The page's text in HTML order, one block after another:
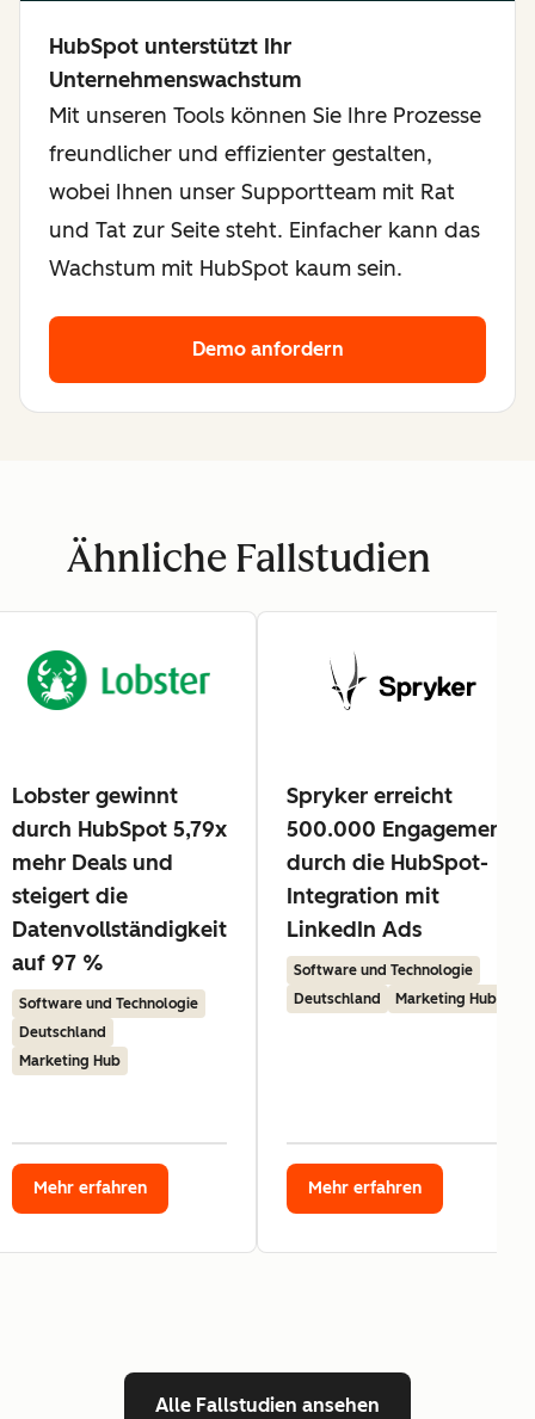
HubSpot unterstützt Ihr
Unternehmenswachstum
Mit unseren Tools können Sie Ihre Prozesse
freundlicher und effizienter gestalten,
wobei Ihnen unser Supportteam mit Rat
und Tat zur Seite steht. Einfacher kann das
Wachstum mit HubSpot kaum sein.
Demo anfordern
Ähnliche Fallstudien
Lobster gewinnt
durch HubSpot 5,79x
mehr Deals und
steigert die
Datenvollständigkeit
auf 97 %
Software und Technologie
Deutschland
Marketing Hub
Mehr erfahren
Spryker erreicht
500.000 Engagements
durch die HubSpot-
Integration mit
LinkedIn Ads
Software und Technologie
Deutschland
Marketing Hub
Mehr erfahren
Alle Fallstudien ansehen